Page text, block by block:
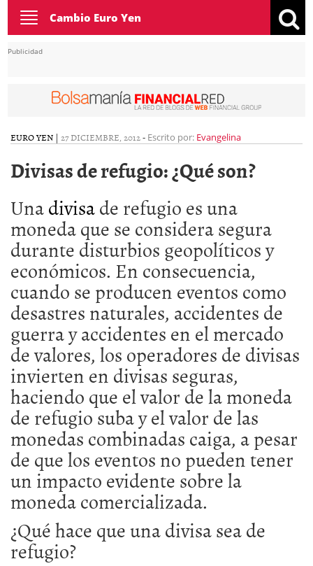
Toggle
navigation
Cambio Euro Yen
Publicidad
EURO YEN | 27 DICIEMBRE, 2012- Escrito por: Evangelina
Divisas de refugio: ¿Qué son?
Unadivisade refugio es una
moneda que se considera segura
durante disturbios geopolíticos y
económicos. En consecuencia,
cuando se producen eventos como
desastres naturales, accidentes de
guerra y accidentes en el mercado
de valores, los operadores de divisas
invierten en divisas seguras,
haciendo que el valor de la moneda
de refugio suba y el valor de las
monedas combinadas caiga, a pesar
de que los eventos no pueden tener
un impacto evidente sobre la
moneda comercializada.
¿Qué hace que una divisa sea de
refugio?